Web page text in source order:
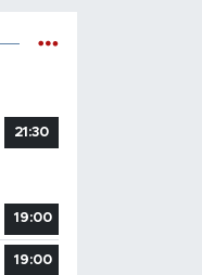
21:30
19:00
19:00